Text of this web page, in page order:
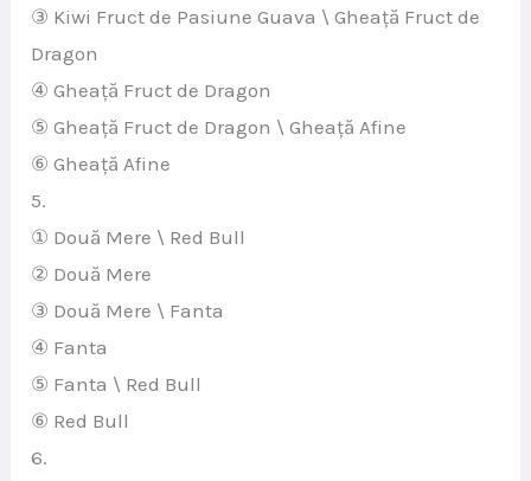
③ Kiwi Fruct de Pasiune Guava \ Gheață Fruct de
Dragon
④ Gheață Fruct de Dragon
⑤ Gheață Fruct de Dragon \ Gheață Afine
⑥ Gheață Afine
5.
① Două Mere \ Red Bull
② Două Mere
③ Două Mere \ Fanta
④ Fanta
⑤ Fanta \ Red Bull
⑥ Red Bull
6.